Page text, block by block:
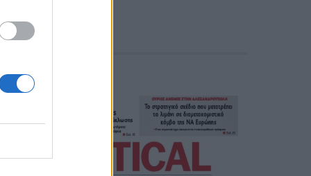
ΣΑΣ
ΤΟ ΚΙΝΗ
ΤΟ ΜΉΝΥ